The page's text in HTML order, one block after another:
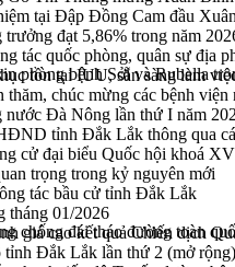
tại Đập Đồng Cam đầu
đạt 5,86% trong năm
tác quốc phòng, quân sự địa
tồn tại IUU, sẵn sàng làm
chúc mừng các bệnh
nước Đà Nông lần thứ I năm
tỉnh Đắk Lắk thông qua
cử đại biểu Quốc hội khoá
trọng trong kỷ nguyên mới
tác bầu cử tỉnh Đắk Lắk
tháng 01/2026
giá cao kết quả Chiến dịch
Đắk Lắk lần thứ 2 (mở rộng)
phòng bệnh Sởi và Rubella
chống đái tháo đường toàn